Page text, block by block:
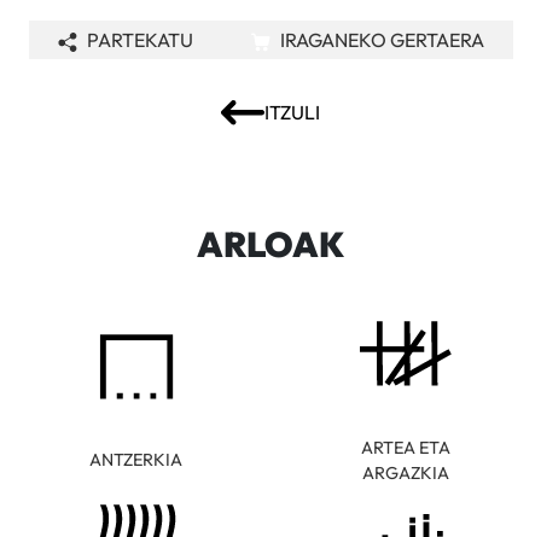
ITZULI
PARTEKATU IRAGANEKO GERTAERA
ARLOAK
ANTZERKIA
ARTEA ETA
ARGAZKIA